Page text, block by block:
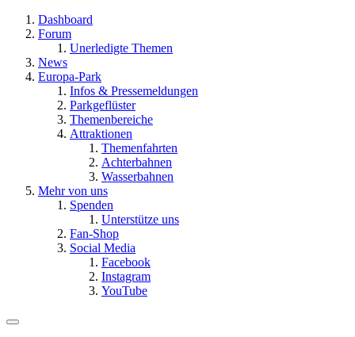
Dashboard
Forum
Unerledigte Themen
News
Europa-Park
Infos & Pressemeldungen
Parkgeflüster
Themenbereiche
Attraktionen
Themenfahrten
Achterbahnen
Wasserbahnen
Mehr von uns
Spenden
Unterstütze uns
Fan-Shop
Social Media
Facebook
Instagram
YouTube